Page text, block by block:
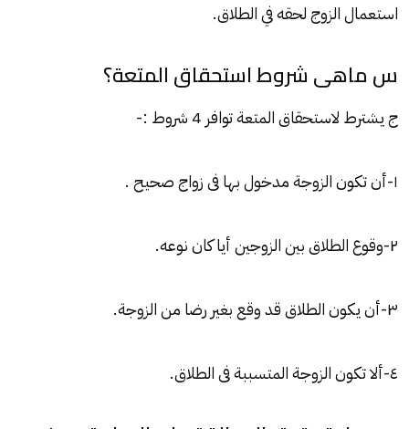
استعمال الزوج لحقه في الطلاق.
س ماهى شروط استحقاق المتعة؟
ج يشترط لاستحقاق المتعة توافر 4 شروط :-
١-أن تكون الزوجة مدخول بها فى زواج صحيح .
٢-وقوع الطلاق بين الزوجين أيا كان نوعه.
٣-أن يكون الطلاق قد وقع بغير رضا من الزوجة.
٤-ألا تكون الزوجة المتسببة فى الطلاق.